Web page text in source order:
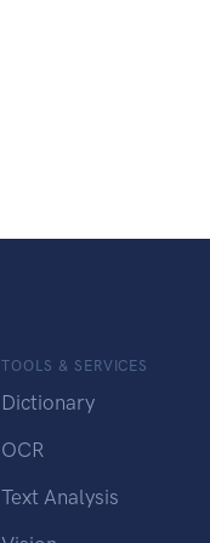
TOOLS & SERVICES
Dictionary
OCR
Text Analysis